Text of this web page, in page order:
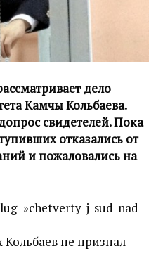
дело
Камчы Кольбаева.
свидетелей. Пока
отказались от
и пожаловались на
j-sud-nad-
не признал